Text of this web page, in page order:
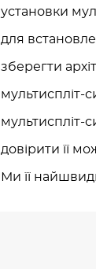
установки
для
зберегти
мультиспліт-
мультиспліт-
довірити її
Ми її